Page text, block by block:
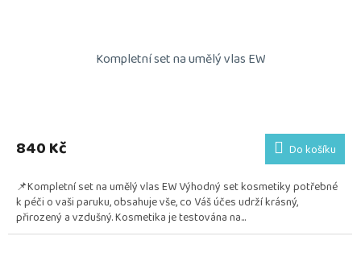
Kompletní set na umělý vlas EW
produktu
je
z
5
hvězdiček.
840 Kč Do košíku
📌Kompletní set na umělý vlas EW Výhodný set kosmetiky potřebné
k péči o vaši paruku, obsahuje vše, co Váš účes udrží krásný,
přirozený a vzdušný. Kosmetika je testována na...